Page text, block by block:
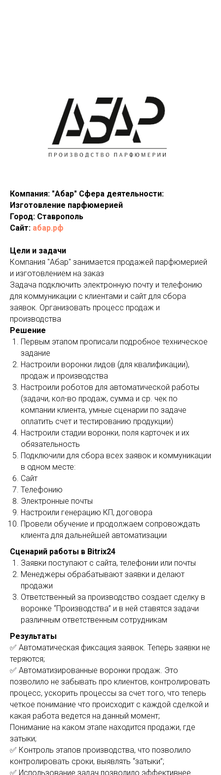
Компания: "Абар" Сфера деятельности:
Изготовление парфюмерией
Город: Ставрополь
Сайт: абар.рф
Цели и задачи
Компания "Абар" занимается продажей парфюмерией
и изготовлением на заказ
Задача подключить электронную почту и телефонию
для коммуникации с клиентами и сайт для сбора
заявок. Организовать процесс продаж и
производства
Решение
Первым этапом прописали подробное техническое
задание
Настроили воронки лидов (для квалификации),
продаж и производства
Настроили роботов для автоматической работы
(задачи, кол-во продаж, сумма и ср. чек по
компании клиента, умные сценарии по задаче
оплатить счет и тестированию продукции)
Настроили стадии воронки, поля карточек и их
обязательность
Подключили для сбора всех заявок и коммуникации
в одном месте:
Сайт
Телефонию
Электронные почты
Настроили генерацию КП, договора
Провели обучение и продолжаем сопровождать
клиента для дальнейшей автоматизации
Сценарий работы в Bitrix24
Заявки поступают с сайта, телефонии или почты
Менеджеры обрабатывают заявки и делают
продажи
Ответственный за производство создает сделку в
воронке “Производства” и в ней ставятся задачи
различным ответственным сотрудникам
Результаты
✅ Автоматическая фиксация заявок. Теперь заявки не
теряются;
✅ Автоматизированные воронки продаж. Это
позволило не забывать про клиентов, контролировать
процесс, ускорить процессы за счет того, что теперь
четкое понимание что происходит с каждой сделкой и
какая работа ведется на данный момент;
Понимание на каком этапе находится продажи, где
затыки;
✅ Контроль этапов производства, что позволило
контролировать сроки, выявлять “затыки”;
✅ Использование задач позволило эффективнее